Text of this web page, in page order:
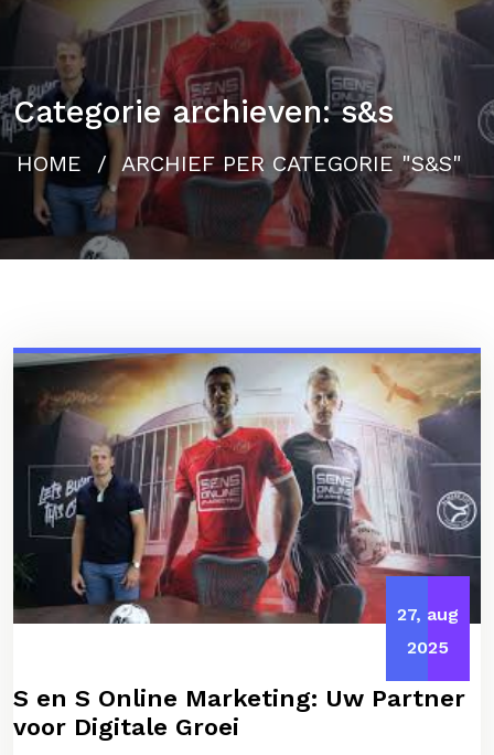
Categorie archieven: s&s
HOME / ARCHIEF PER CATEGORIE "S&S"
27, aug
2025
S en S Online Marketing: Uw Partner
voor Digitale Groei